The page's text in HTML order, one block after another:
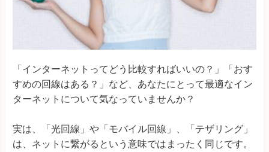
「インターネットってどう比較すればいいの？」「おす
すめの回線はある？」など、あなたにとって最適なイン
ターネットについて気なっていませんか？
実は、「光回線」や「モバイル回線」、「テザリング」
は、ネットに繋がるという意味ではまったく同じです。